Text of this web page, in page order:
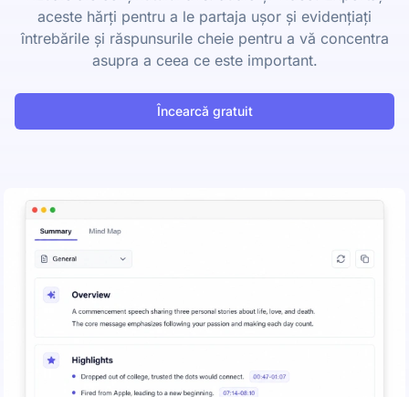
aceste hărți pentru a le partaja ușor și evidențiați
întrebările și răspunsurile cheie pentru a vă concentra
asupra a ceea ce este important.
Încearcă gratuit